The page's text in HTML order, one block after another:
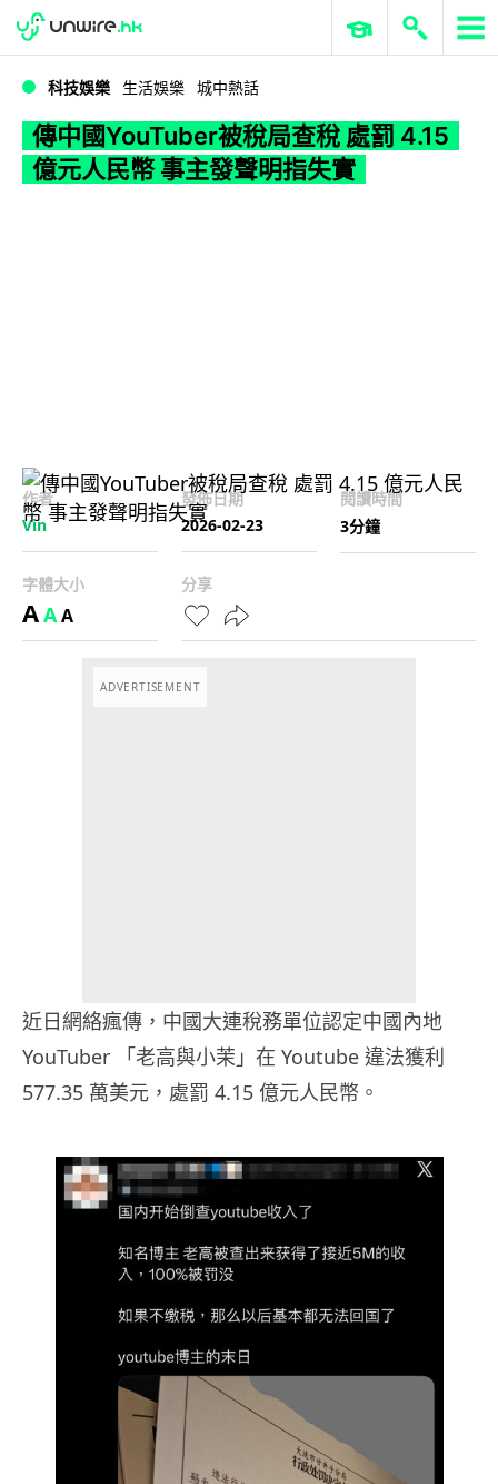
WWDC 2026 ERP 與商業 AI
科技娛樂 生活娛樂 城中熱話
傳中國YouTuber被稅局查稅 處罰 4.15
億元人民幣 事主發聲明指失實
作者
Vin
發佈日期
2026-02-23
閱讀時間
3分鐘
字體大小
AAA
分享
ADVERTISEMENT
近日網絡瘋傳，中國大連稅務單位認定中國內地
YouTuber 「老高與小茉」在 Youtube 違法獲利
577.35 萬美元，處罰 4.15 億元人民幣。